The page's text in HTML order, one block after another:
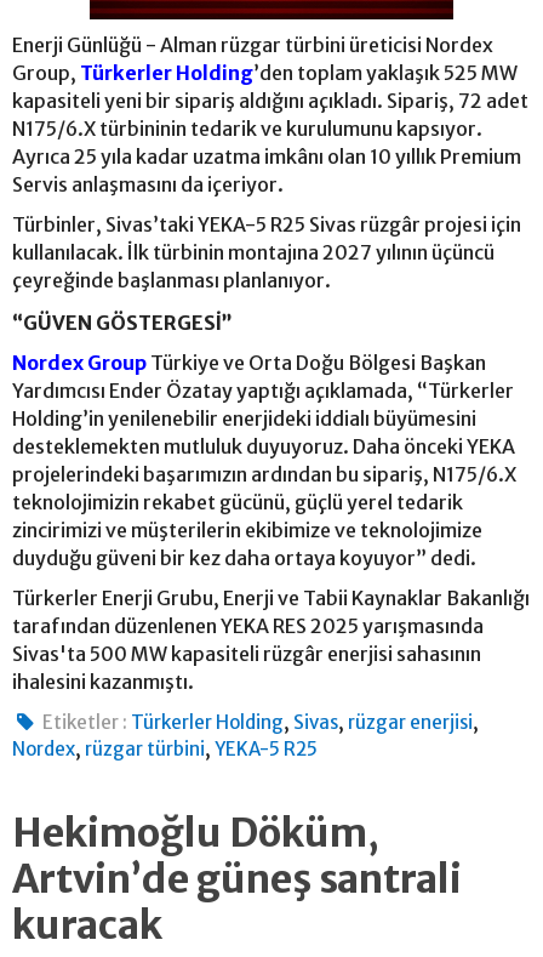
Enerji Günlüğü - Alman rüzgar türbini üreticisi Nordex
Group, Türkerler Holding’den toplam yaklaşık 525 MW
kapasiteli yeni bir sipariş aldığını açıkladı. Sipariş, 72 adet
N175/6.X türbininin tedarik ve kurulumunu kapsıyor.
Ayrıca 25 yıla kadar uzatma imkânı olan 10 yıllık Premium
Servis anlaşmasını da içeriyor.
Türbinler, Sivas’taki YEKA-5 R25 Sivas rüzgâr projesi için
kullanılacak. İlk türbinin montajına 2027 yılının üçüncü
çeyreğinde başlanması planlanıyor.
“GÜVEN GÖSTERGESİ”
Nordex Group Türkiye ve Orta Doğu Bölgesi Başkan
Yardımcısı Ender Özatay yaptığı açıklamada, “Türkerler
Holding’in yenilenebilir enerjideki iddialı büyümesini
desteklemekten mutluluk duyuyoruz. Daha önceki YEKA
projelerindeki başarımızın ardından bu sipariş, N175/6.X
teknolojimizin rekabet gücünü, güçlü yerel tedarik
zincirimizi ve müşterilerin ekibimize ve teknolojimize
duyduğu güveni bir kez daha ortaya koyuyor” dedi.
Türkerler Enerji Grubu, Enerji ve Tabii Kaynaklar Bakanlığı
tarafından düzenlenen YEKA RES 2025 yarışmasında
Sivas'ta 500 MW kapasiteli rüzgâr enerjisi sahasının
ihalesini kazanmıştı.
Etiketler : Türkerler Holding, Sivas, rüzgar enerjisi,
Nordex, rüzgar türbini, YEKA-5 R25
Hekimoğlu Döküm,
Artvin’de güneş santrali
kuracak